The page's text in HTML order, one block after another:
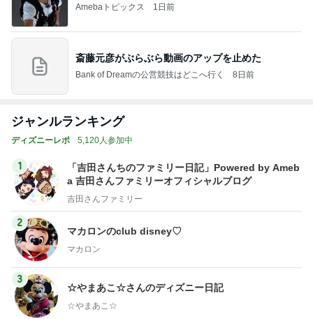
Amebaトピックス 1日前
斎藤元彦がぶらぶら動画のアップを止めた
Bank of Dreamの公営競技はどこへ行く 8日前
ジャンルランキング
ディズニーレポ 5,120人参加中
1
「吉田さんちのファミリー日記」Powered by Ameb
a 吉田さんファミリーオフィシャルブログ
吉田さんファミリー
2
マカロンのclub disney♡
マカロン
3
☆やまあこ☆さんのディズニー日記
☆やまあこ☆